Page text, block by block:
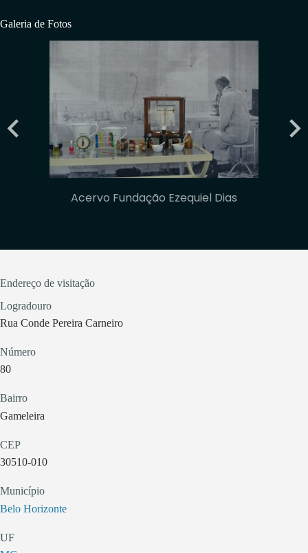
Galeria de Fotos
Acervo Fundação Ezequiel Dias
Endereço de visitação
Logradouro
Rua Conde Pereira Carneiro
Número
80
Bairro
Gameleira
CEP
30510-010
Município
Belo Horizonte
UF